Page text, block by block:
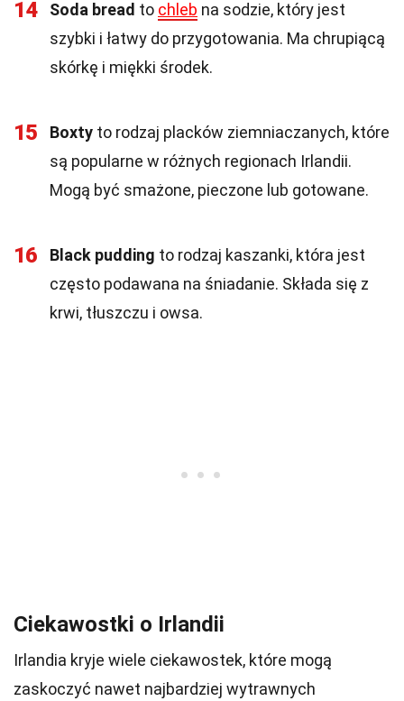
14 Soda bread to chleb na sodzie, który jest
szybki i łatwy do przygotowania. Ma chrupiącą
skórkę i miękki środek.
15 Boxty to rodzaj placków ziemniaczanych, które
są popularne w różnych regionach Irlandii.
Mogą być smażone, pieczone lub gotowane.
16 Black pudding to rodzaj kaszanki, która jest
często podawana na śniadanie. Składa się z
krwi, tłuszczu i owsa.
Ciekawostki o Irlandii
Irlandia kryje wiele ciekawostek, które mogą
zaskoczyć nawet najbardziej wytrawnych